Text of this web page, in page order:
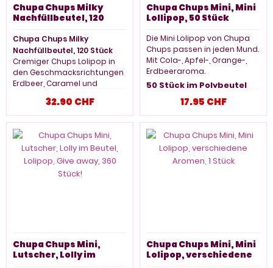
Chupa Chups Milky
Nachfüllbeutel, 120
Chupa Chups Milky
Nachfüllbeutel, 120 Stück
Cremiger Chups Lolipop in
den Geschmacksrichtungen
Erdbeer, Caramel und
120 Stück
32.90 CHF
Chupa Chups Mini, Mini
Lollipop, 50 Stück
Die Mini Lolipop von Chupa
Chups passen in jeden Mund.
Mit Cola-, Apfel-, Orange-,
Erdbeeraroma.
50 Stück im Polybeutel
17.95 CHF
Chupa Chups Mini,
Lutscher, Lolly im
Chupa Chups Mini, Mini
Lolipop, verschiedene